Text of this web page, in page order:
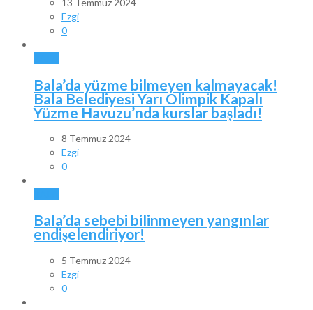
13 Temmuz 2024
Ezgi
0
Bala’da yüzme bilmeyen kalmayacak!
Bala Belediyesi Yarı Olimpik Kapalı
Yüzme Havuzu’nda kurslar başladı!
8 Temmuz 2024
Ezgi
0
Bala’da sebebi bilinmeyen yangınlar
endişelendiriyor!
5 Temmuz 2024
Ezgi
0